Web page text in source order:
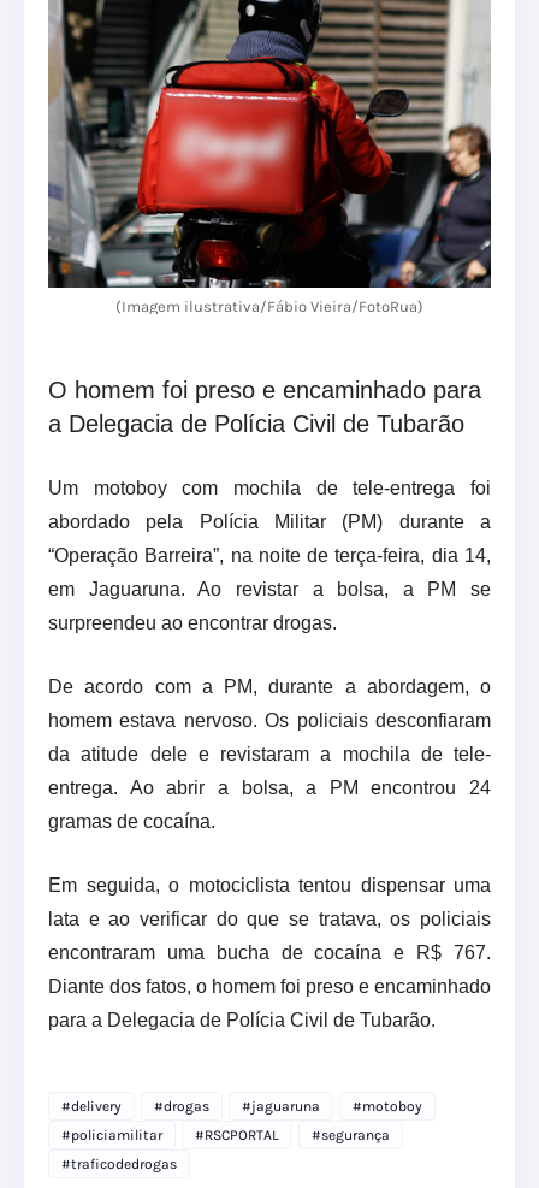
(Imagem ilustrativa/Fábio Vieira/FotoRua)
O homem foi preso e encaminhado para
a Delegacia de Polícia Civil de Tubarão
Um motoboy com mochila de tele-entrega foi
abordado pela Polícia Militar (PM) durante a
“Operação Barreira”, na noite de terça-feira, dia 14,
em Jaguaruna. Ao revistar a bolsa, a PM se
surpreendeu ao encontrar drogas.
De acordo com a PM, durante a abordagem, o
homem estava nervoso. Os policiais desconfiaram
da atitude dele e revistaram a mochila de tele-
entrega. Ao abrir a bolsa, a PM encontrou 24
gramas de cocaína.
Em seguida, o motociclista tentou dispensar uma
lata e ao verificar do que se tratava, os policiais
encontraram uma bucha de cocaína e R$ 767.
Diante dos fatos, o homem foi preso e encaminhado
para a Delegacia de Polícia Civil de Tubarão.
#delivery #drogas #jaguaruna
#motoboy
#policiamilitar
#RSCPORTAL
#segurança
#traficodedrogas